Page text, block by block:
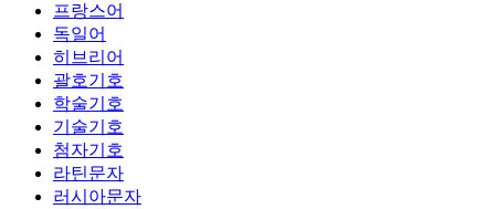
프랑스어
독일어
히브리어
괄호기호
학술기호
기술기호
첨자기호
라틴문자
러시아문자